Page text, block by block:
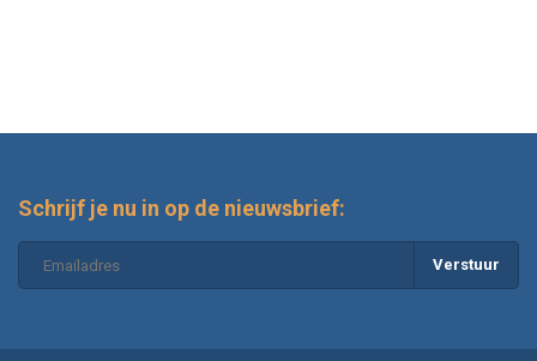
Schrijf je nu in op de nieuwsbrief:
Verstuur